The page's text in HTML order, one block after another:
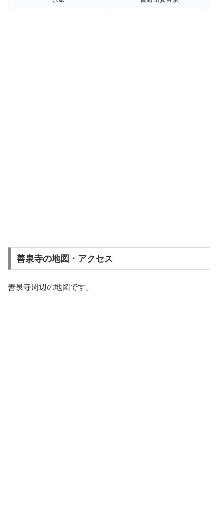
善泉寺の地図・アクセス
善泉寺周辺の地図です。